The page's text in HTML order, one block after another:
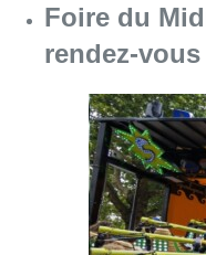
Foire du
rendez-